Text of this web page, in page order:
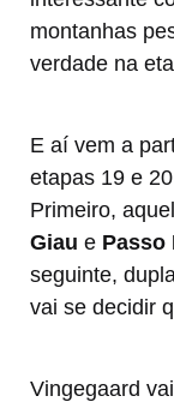
montanhas
verdade na
E aí vem a
etapas 19 e
Primeiro,
Giau e Passo
seguinte,
vai se decidir
Vingegaard